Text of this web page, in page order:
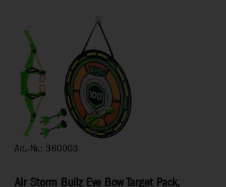
Art.-Nr.: 360003
Air Storm Bullz Eye Bow Target Pack,